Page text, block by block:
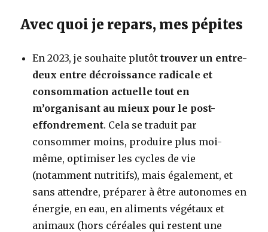
Avec quoi je repars, mes pépites
En 2023, je souhaite plutôttrouver un entre-
deux entre décroissance radicale et
consommation actuelle tout en
m’organisant au mieux pour le post-
effondrement. Cela se traduit par
consommer moins, produire plus moi-
même, optimiser les cycles de vie
(notamment nutritifs), mais également, et
sans attendre, préparer à être autonomes en
énergie, en eau, en aliments végétaux et
animaux (hors céréales qui restent une